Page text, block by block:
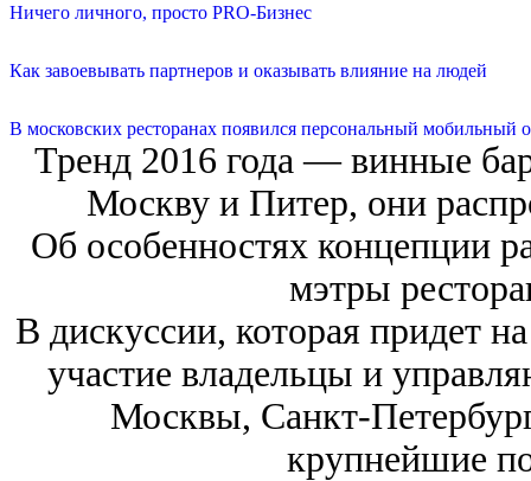
Ничего личного, просто PRO-Бизнес
Как завоевывать партнеров и оказывать влияние на людей
В московских ресторанах появился персональный мобильный
Тренд 2016 года — винные
Москву и Питер, они
Об особенностях концепции
мэтры
В дискуссии, которая придет
участие владельцы и
Москвы, Санкт-
крупнейшие